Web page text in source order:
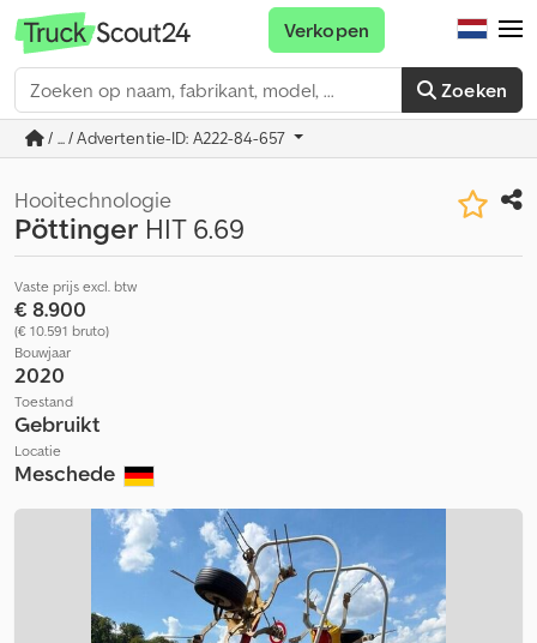
Zoeken
Verkopen
/ ... / Advertentie-ID: A222-84-657
Hooitechnologie
Pöttinger HIT 6.69
Vaste prijs excl. btw
€ 8.900
(€ 10.591 bruto)
Bouwjaar
2020
Toestand
Gebruikt
Locatie
Meschede